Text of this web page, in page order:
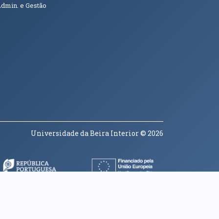
e Gestão
Universidade da Beira Interior© 2026
janela) (abre em nova janela)